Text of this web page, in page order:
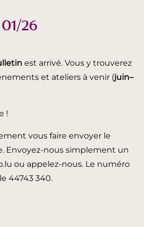
26
est arrivé. Vous y trouverez
et ateliers à venir (juin–
!
vous faire envoyer le
Envoyez-nous simplement un
ou appelez-nous. Le numéro
44743 340.